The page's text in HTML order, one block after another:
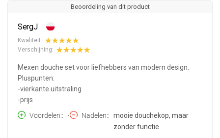
Beoordeling van dit product
SergJ
Kwaliteit:
Verschijning:
Mexen douche set voor liefhebbers van modern design.
Pluspunten:
-vierkante uitstraling
-prijs
Voordelen:
- Nadelen:
mooie douchekop, maar
zonder functie